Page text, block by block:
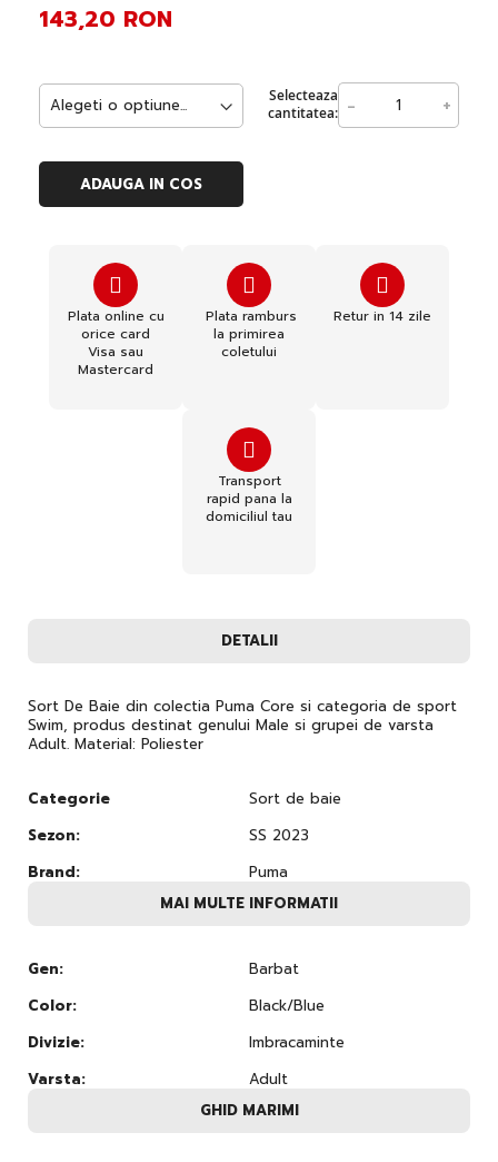
Selecteaza
cantitatea: - +
143,20 RON
ADAUGA IN COS
Plata online cu
orice card
Visa sau
Mastercard
Plata ramburs
la primirea
coletului
Retur in 14 zile
Transport
rapid pana la
domiciliul tau
DETALII
Sort De Baie din colectia Puma Core si categoria de sport
Swim, produs destinat genului Male si grupei de varsta
Adult. Material: Poliester
Categorie
Sort de baie
Sezon:
SS 2023
Brand:
Puma
MAI MULTE INFORMATII
Gen:
Barbat
Color:
Black/Blue
Divizie:
Imbracaminte
Varsta:
Adult
GHID MARIMI